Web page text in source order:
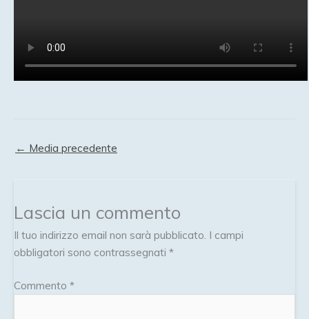
← Media precedente
Lascia un commento
Il tuo indirizzo email non sarà pubblicato. I campi
obbligatori sono contrassegnati *
Commento *